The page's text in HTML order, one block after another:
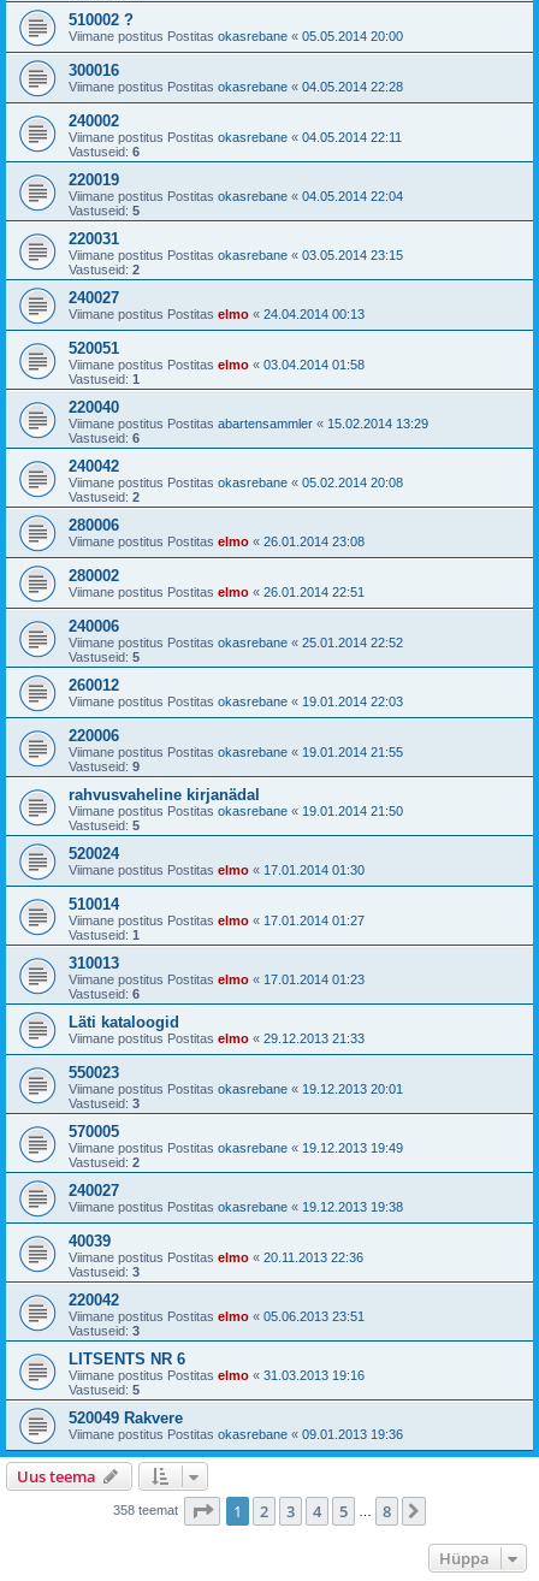
510002 ?
Viimane postitus Postitas okasrebane « 05.05.2014 20:00
300016
Viimane postitus Postitas okasrebane « 04.05.2014 22:28
240002
Viimane postitus Postitas okasrebane « 04.05.2014 22:11
Vastuseid: 6
220019
Viimane postitus Postitas okasrebane « 04.05.2014 22:04
Vastuseid: 5
220031
Viimane postitus Postitas okasrebane « 03.05.2014 23:15
Vastuseid: 2
240027
Viimane postitus Postitas elmo « 24.04.2014 00:13
520051
Viimane postitus Postitas elmo « 03.04.2014 01:58
Vastuseid: 1
220040
Viimane postitus Postitas abartensammler « 15.02.2014 13:29
Vastuseid: 6
240042
Viimane postitus Postitas okasrebane « 05.02.2014 20:08
Vastuseid: 2
280006
Viimane postitus Postitas elmo « 26.01.2014 23:08
280002
Viimane postitus Postitas elmo « 26.01.2014 22:51
240006
Viimane postitus Postitas okasrebane « 25.01.2014 22:52
Vastuseid: 5
260012
Viimane postitus Postitas okasrebane « 19.01.2014 22:03
220006
Viimane postitus Postitas okasrebane « 19.01.2014 21:55
Vastuseid: 9
rahvusvaheline kirjanädal
Viimane postitus Postitas okasrebane « 19.01.2014 21:50
Vastuseid: 5
520024
Viimane postitus Postitas elmo « 17.01.2014 01:30
510014
Viimane postitus Postitas elmo « 17.01.2014 01:27
Vastuseid: 1
310013
Viimane postitus Postitas elmo « 17.01.2014 01:23
Vastuseid: 6
Läti kataloogid
Viimane postitus Postitas elmo « 29.12.2013 21:33
550023
Viimane postitus Postitas okasrebane « 19.12.2013 20:01
Vastuseid: 3
570005
Viimane postitus Postitas okasrebane « 19.12.2013 19:49
Vastuseid: 2
240027
Viimane postitus Postitas okasrebane « 19.12.2013 19:38
40039
Viimane postitus Postitas elmo « 20.11.2013 22:36
Vastuseid: 3
220042
Viimane postitus Postitas elmo « 05.06.2013 23:51
Vastuseid: 3
LITSENTS NR 6
Viimane postitus Postitas elmo « 31.03.2013 19:16
Vastuseid: 5
520049 Rakvere
Viimane postitus Postitas okasrebane « 09.01.2013 19:36
Uus teema
358 teemat . leht8 -st
1 2 3 4 5 8
Hüppa